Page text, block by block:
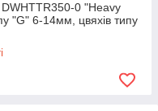
0 "Heavy
"G" 6-14мм, цвяхів типу